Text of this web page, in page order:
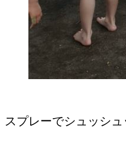
スプレーでシュッシュ